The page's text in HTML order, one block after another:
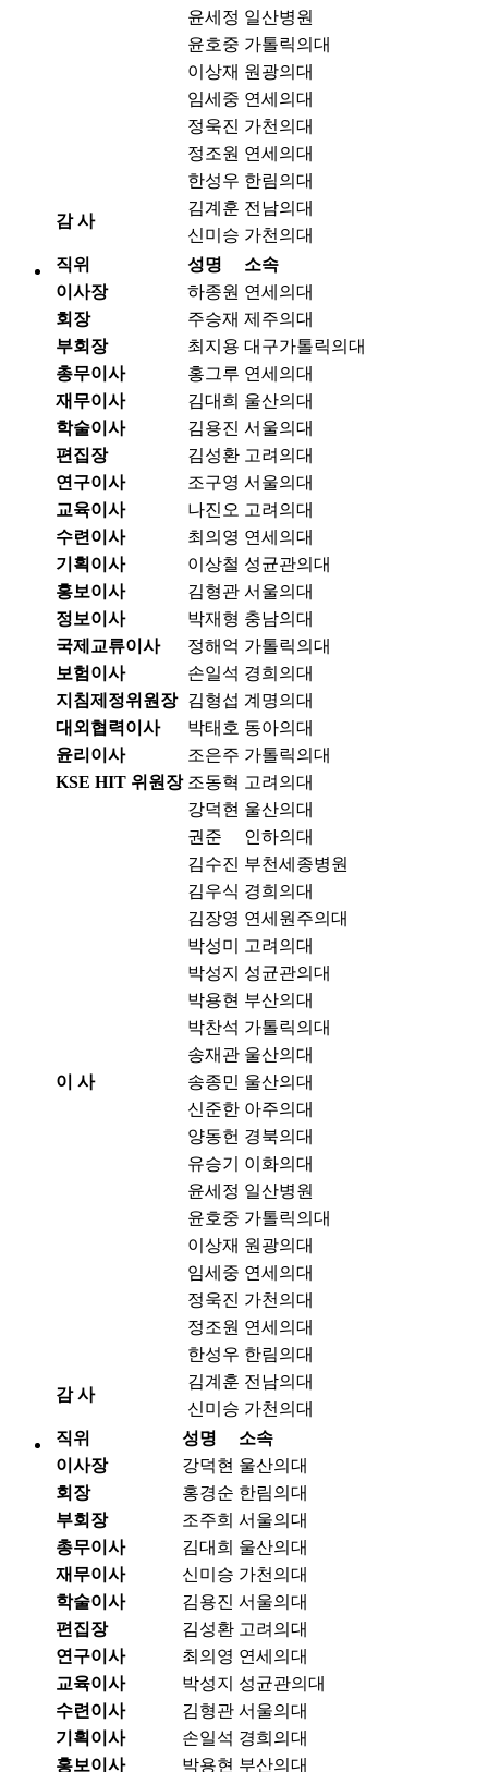
윤세정 일산병원
윤호중 가톨릭의대
이상재 원광의대
임세중 연세의대
정욱진 가천의대
정조원 연세의대
한성우 한림의대
감 사
김계훈 전남의대
신미승 가천의대
직위
성명
소속
이사장
하종원 연세의대
회장
주승재 제주의대
부회장
최지용 대구가톨릭의대
총무이사
홍그루 연세의대
재무이사
김대희 울산의대
학술이사
김용진 서울의대
편집장
김성환 고려의대
연구이사
조구영 서울의대
교육이사
나진오 고려의대
수련이사
최의영 연세의대
기획이사
이상철 성균관의대
홍보이사
김형관 서울의대
정보이사
박재형 충남의대
국제교류이사
정해억 가톨릭의대
보험이사
손일석 경희의대
지침제정위원장 김형섭 계명의대
대외협력이사
박태호 동아의대
윤리이사
조은주 가톨릭의대
KSE HIT 위원장 조동혁 고려의대
이 사
강덕현 울산의대
권준
인하의대
김수진 부천세종병원
김우식 경희의대
김장영 연세원주의대
박성미
고려의대
박성지
성균관의대
박용현 부산의대
박찬석 가톨릭의대
송재관 울산의대
송종민 울산의대
신준한 아주의대
양동헌 경북의대
유승기
이화의대
윤세정 일산병원
윤호중 가톨릭의대
이상재 원광의대
임세중 연세의대
정욱진 가천의대
정조원 연세의대
한성우 한림의대
감 사
김계훈 전남의대
신미승 가천의대
직위
성명
소속
이사장
강덕현 울산의대
회장
홍경순 한림의대
부회장
조주희 서울의대
총무이사
김대희 울산의대
재무이사
신미승 가천의대
학술이사
김용진 서울의대
편집장
김성환 고려의대
연구이사
최의영 연세의대
교육이사
박성지
성균관의대
수련이사
김형관 서울의대
기획이사
손일석 경희의대
홍보이사
박용현 부산의대